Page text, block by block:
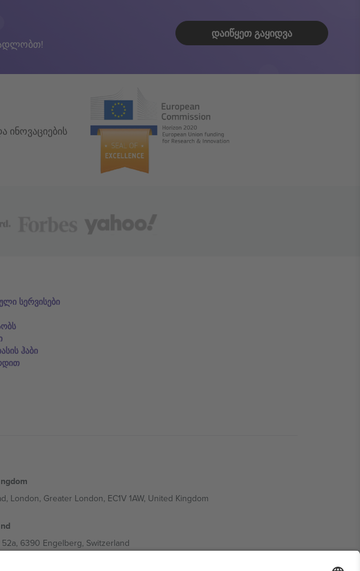
ᲓᲐᲘᲬᲧᲔᲗ ᲒᲐᲧᲘᲓᲕᲐ
ინოვაციების
სერვისები
ჰაბი
London, Greater London, EC1V 1AW, United Kingdom
6390 Engelberg, Switzerland